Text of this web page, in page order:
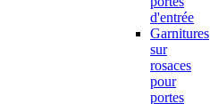
d'entrée
Garnitures
sur
rosaces
pour
portes